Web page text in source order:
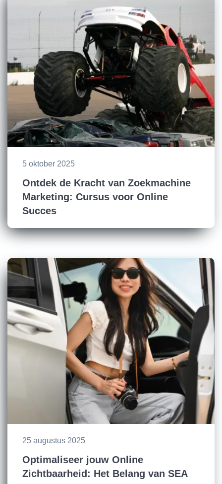
5 oktober 2025
Ontdek de Kracht van Zoekmachine
Marketing: Cursus voor Online
Succes
25 augustus 2025
Optimaliseer jouw Online
Zichtbaarheid: Het Belang van SEA